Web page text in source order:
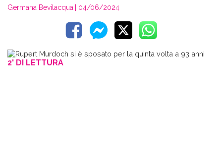
Germana Bevilacqua | 04/06/2024
2' DI LETTURA